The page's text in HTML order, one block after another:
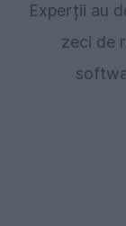
Experții au
zeci de